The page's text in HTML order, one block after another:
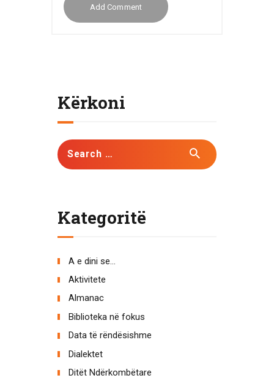
Kërkoni
Search
for:
Kategoritë
A e dini se…
Aktivitete
Almanac
Biblioteka në fokus
Data të rëndësishme
Dialektet
Ditët Ndërkombëtare